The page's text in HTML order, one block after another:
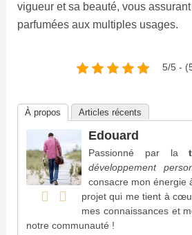
vigueur et sa beauté, vous
parfumées aux multiples usages.
5/5 -
À propos Articles récents
Edouard
Passionné par la
développement
consacre mon énergie
projet qui me tient à
mes connaissances et
notre communauté !